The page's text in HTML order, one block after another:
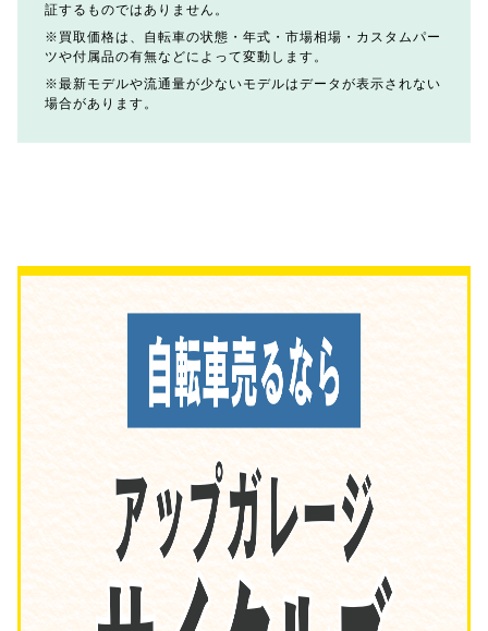
証するものではありません。
買取価格は、自転車の状態・年式・市場相場・カスタムパー
ツや付属品の有無などによって変動します。
最新モデルや流通量が少ないモデルはデータが表示されない
場合があります。